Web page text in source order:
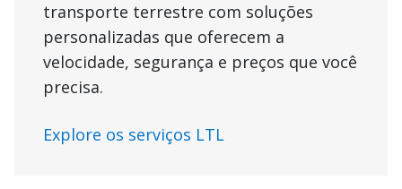
transporte terrestre com soluções
personalizadas que oferecem a
velocidade, segurança e preços que você
precisa.
Explore os serviços LTL